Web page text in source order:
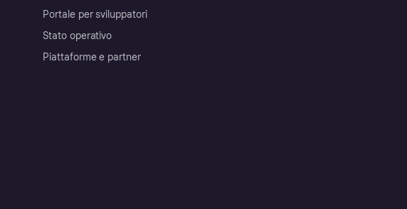
Portale per sviluppatori
Stato operativo
Piattaforme e partner